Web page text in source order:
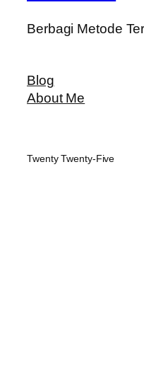
Berbagi Metode
Blog
About Me
Twenty Twenty-Five